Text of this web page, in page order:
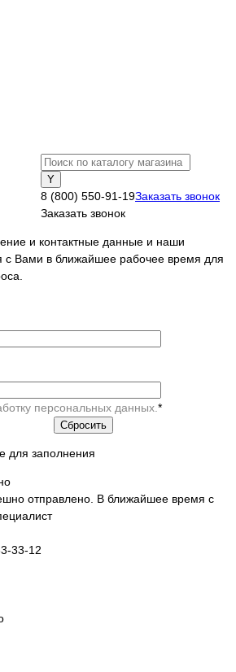
8 (800) 550-91-19Заказать звонок
Заказать звонок
и контактные данные и наши
с Вами в ближайшее рабочее время для
персональных данных. *
для заполнения
отправлено. В ближайшее время с
33-12